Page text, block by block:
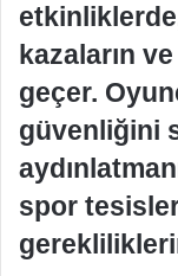
kazaların
geçer.
güvenliğini
spor